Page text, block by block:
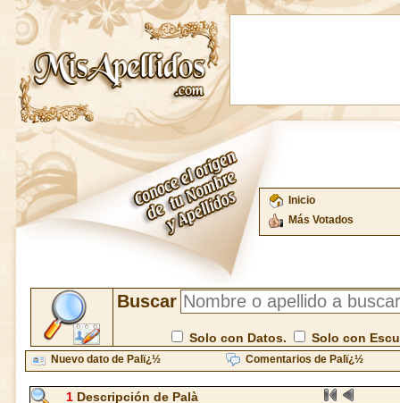
Inicio
Más Votados
Buscar
Solo con Datos. Solo con
Nuevo dato de Palï¿½ Comentarios de Palï¿½
1 Descripción de Palà